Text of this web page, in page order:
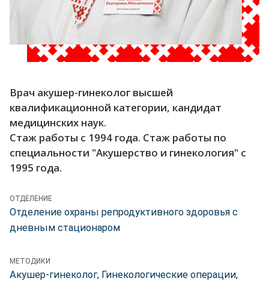
Врач акушер-гинеколог высшей
квалификационной категории, кандидат
медицинских наук.
Стаж работы с 1994 года. Стаж работы по
специальности "Акушерство и гинекология" с
1995 года.
ОТДЕЛЕНИЕ
Отделение охраны репродуктивного здоровья с
дневным стационаром
МЕТОДИКИ
Акушер-гинеколог, Гинекологические операции,